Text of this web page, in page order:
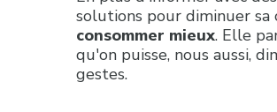
solutions pour diminuer sa
consommer mieux. Elle
qu'on puisse, nous aussi,
gestes.